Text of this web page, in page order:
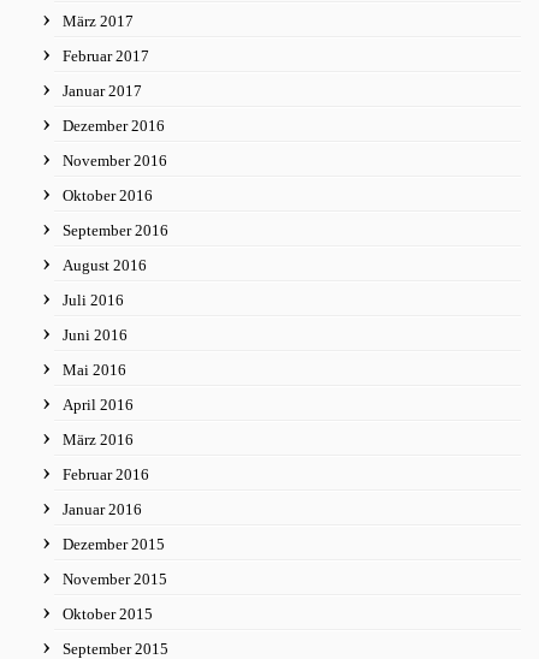
März 2017
Februar 2017
Januar 2017
Dezember 2016
November 2016
Oktober 2016
September 2016
August 2016
Juli 2016
Juni 2016
Mai 2016
April 2016
März 2016
Februar 2016
Januar 2016
Dezember 2015
November 2015
Oktober 2015
September 2015